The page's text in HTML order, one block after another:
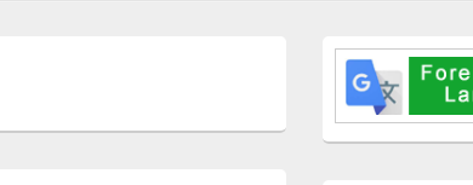
メ